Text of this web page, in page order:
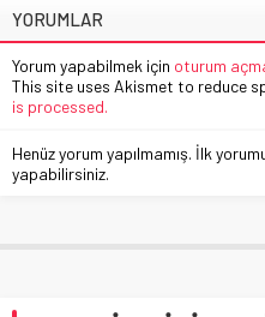
YORUMLAR
Yorum yapabilmek için oturum
This site uses Akismet to reduce
is processed.
Henüz yorum yapılmamış. İlk
yapabilirsiniz.